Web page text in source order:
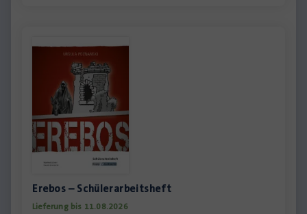
Erebos – Schülerarbeitsheft
Lieferung bis 11.08.2026